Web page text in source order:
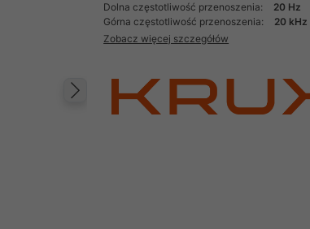
Następny
Dolna częstotliwość przenoszenia:
20 Hz
Górna częstotliwość przenoszenia:
20 kHz
Zobacz więcej szczegółów